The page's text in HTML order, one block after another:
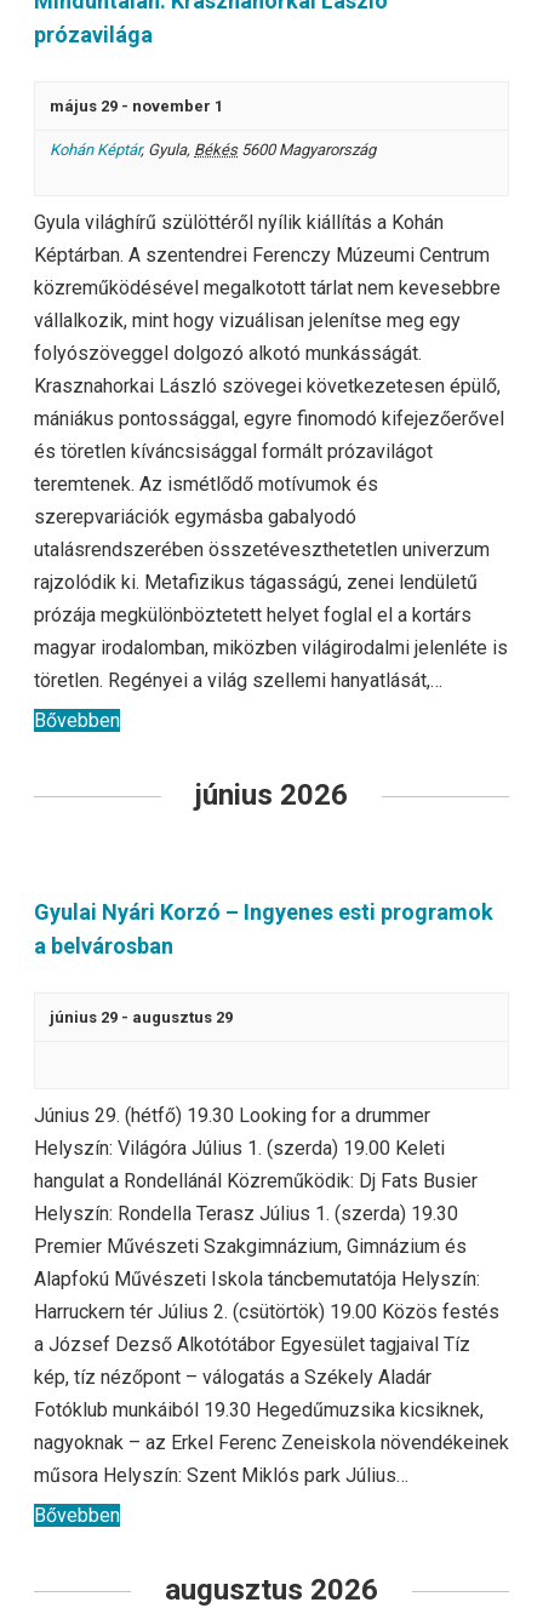
prózavilága
május 29 - november 1
Kohán Képtár, Gyula, Békés 5600 Magyarország
Gyula világhírű szülöttéről nyílik kiállítás a Kohán
Képtárban. A szentendrei Ferenczy Múzeumi Centrum
közreműködésével megalkotott tárlat nem kevesebbre
vállalkozik, mint hogy vizuálisan jelenítse meg egy
folyószöveggel dolgozó alkotó munkásságát.
Krasznahorkai László szövegei következetesen épülő,
mániákus pontossággal, egyre finomodó kifejezőerővel
és töretlen kíváncsisággal formált prózavilágot
teremtenek. Az ismétlődő motívumok és
szerepvariációk egymásba gabalyodó
utalásrendszerében összetéveszthetetlen univerzum
rajzolódik ki. Metafizikus tágasságú, zenei lendületű
prózája megkülönböztetett helyet foglal el a kortárs
magyar irodalomban, miközben világirodalmi jelenléte is
töretlen. Regényei a világ szellemi hanyatlását,…
Bővebben
június 2026
Gyulai Nyári Korzó – Ingyenes esti programok
a belvárosban
június 29 - augusztus 29
Június 29. (hétfő) 19.30 Looking for a drummer
Helyszín: Világóra Július 1. (szerda) 19.00 Keleti
hangulat a Rondellánál Közreműködik: Dj Fats Busier
Helyszín: Rondella Terasz Július 1. (szerda) 19.30
Premier Művészeti Szakgimnázium, Gimnázium és
Alapfokú Művészeti Iskola táncbemutatója Helyszín:
Harruckern tér Július 2. (csütörtök) 19.00 Közös festés
a József Dezső Alkotótábor Egyesület tagjaival Tíz
kép, tíz nézőpont – válogatás a Székely Aladár
Fotóklub munkáiból 19.30 Hegedűmuzsika kicsiknek,
nagyoknak – az Erkel Ferenc Zeneiskola növendékeinek
műsora Helyszín: Szent Miklós park Július…
Bővebben
augusztus 2026